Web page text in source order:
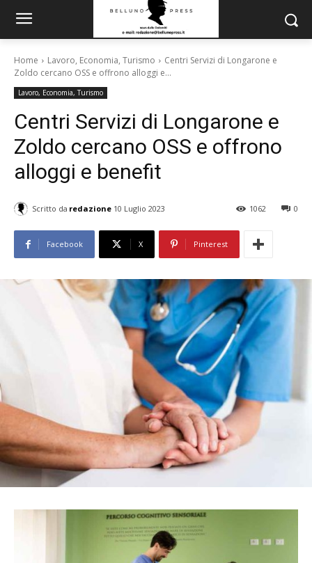
Home Lavoro, Economia, Turismo
Centri Servizi di Longarone e
Zoldo cercano OSS e offrono alloggi e...
Lavoro, Economia, Turismo
Centri Servizi di Longarone e
Zoldo cercano OSS e offrono
alloggi e benefit
Scritto da redazione 10 Luglio 2023 0
1062
Facebook X Pinterest